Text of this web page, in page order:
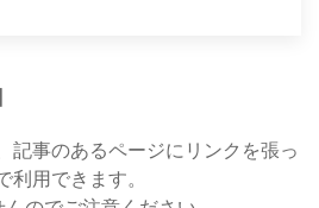
記事のあるページにリンクを張っ
用できます。